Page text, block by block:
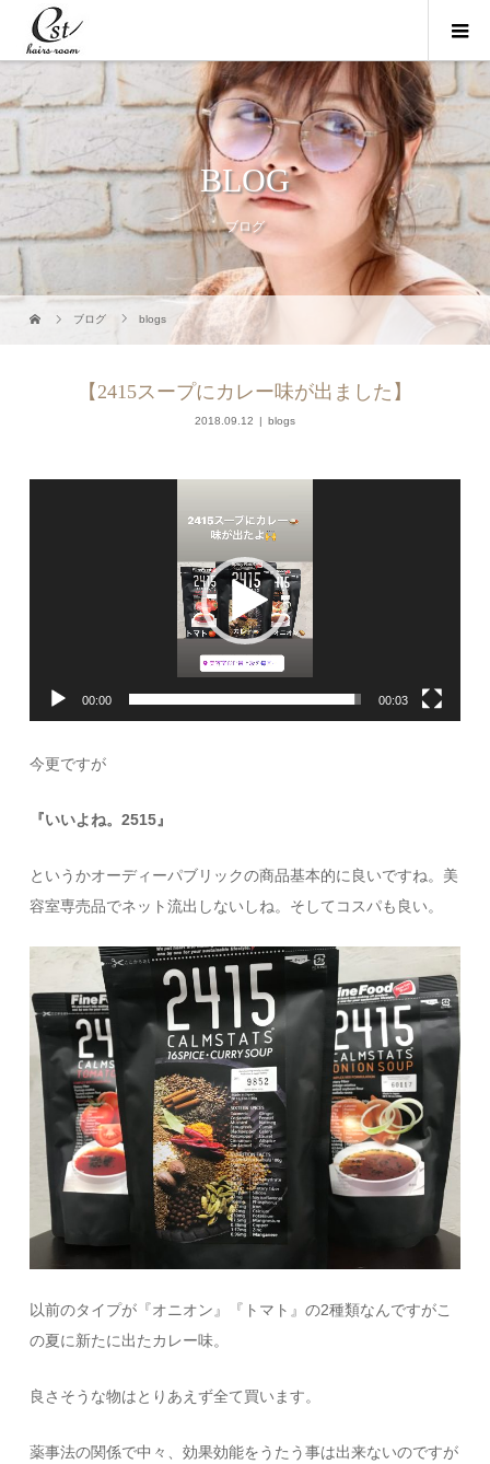
BLOG
ブログ
ブログ blogs
【2415スープにカレー味が出ました】
2018.09.12 blogs
00:00 00:03
今更ですが
『いいよね。2515』
というかオーディーパブリックの商品基本的に良いですね。美
容室専売品でネット流出しないしね。そしてコスパも良い。
以前のタイプが『オニオン』『トマト』の2種類なんですがこ
の夏に新たに出たカレー味。
良さそうな物はとりあえず全て買います。
薬事法の関係で中々、効果効能をうたう事は出来ないのですが